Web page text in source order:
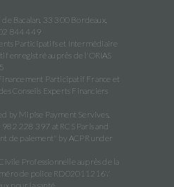
de Bacalan, 33 300 Bordeaux,
844 449
Participatifs et Intermédiaire
enregistré auprès de l'ORIAS
Participatif France et
Conseils Experts Financiers
by Mipise Payment Servives,
228 397 at RCS Paris and
de paiement" by ACPR under
Professionnelle auprès de la
de police RD02011216Y